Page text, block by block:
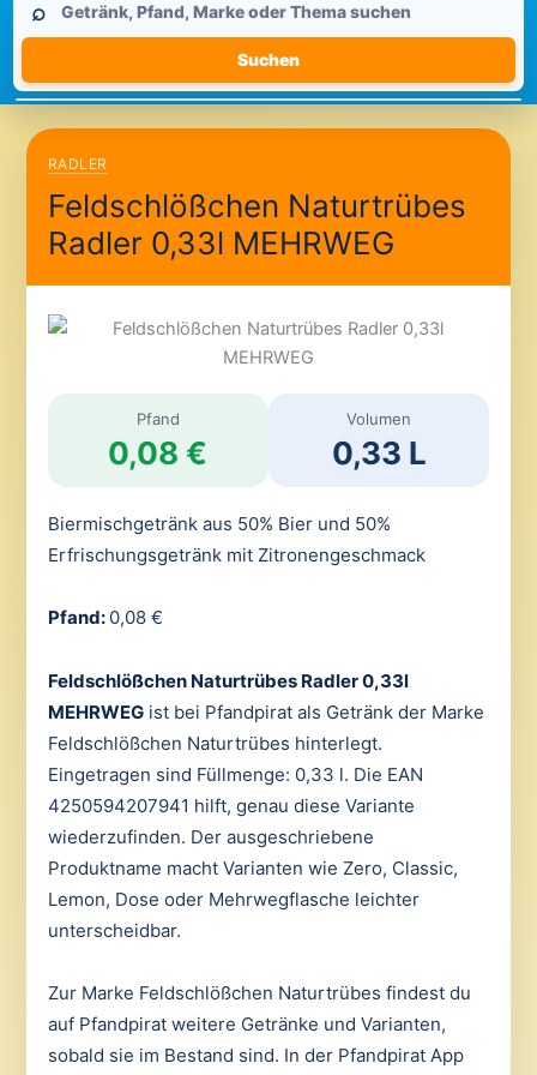
durchsuchen
⌕
Suchen
RADLER
Feldschlößchen Naturtrübes
Radler 0,33l MEHRWEG
Pfand
0,08 €
Volumen
0,33 L
Biermischgetränk aus 50% Bier und 50%
Erfrischungsgetränk mit Zitronengeschmack
Pfand: 0,08 €
Feldschlößchen Naturtrübes Radler 0,33l
MEHRWEGist bei Pfandpirat als Getränk der Marke
Feldschlößchen Naturtrübes hinterlegt.
Eingetragen sind Füllmenge: 0,33 l. Die EAN
4250594207941 hilft, genau diese Variante
wiederzufinden. Der ausgeschriebene
Produktname macht Varianten wie Zero, Classic,
Lemon, Dose oder Mehrwegflasche leichter
unterscheidbar.
Zur Marke Feldschlößchen Naturtrübes findest du
auf Pfandpirat weitere Getränke und Varianten,
sobald sie im Bestand sind. In der Pfandpirat App